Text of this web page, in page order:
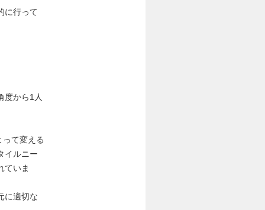
に行って
度から1人
て変える
イルニー
ていま
に適切な